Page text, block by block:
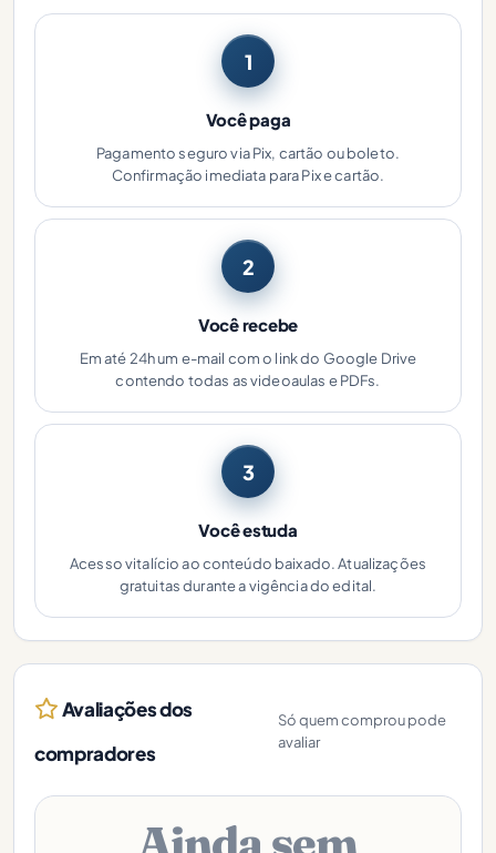
1
Você paga
Pagamento seguro via Pix, cartão ou boleto.
Confirmação imediata para Pix e cartão.
2
Você recebe
Em até 24h um e-mail com o link do Google Drive
contendo todas as videoaulas e PDFs.
3
Você estuda
Acesso vitalício ao conteúdo baixado. Atualizações
gratuitas durante a vigência do edital.
Avaliações dos
compradores
Só quem comprou pode
avaliar